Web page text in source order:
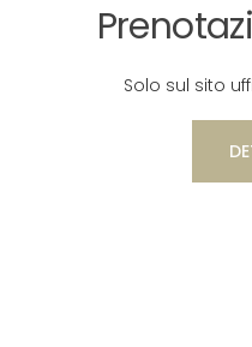
Solo sul sito